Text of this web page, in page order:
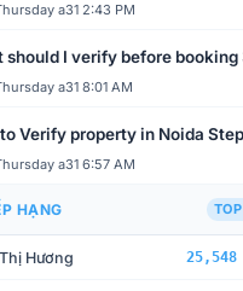
a31 2:43 PM
should I verify before booking
a31 8:01 AM
Verify property in Noida
a31 6:57 AM
HẠNG
Hương 25,548